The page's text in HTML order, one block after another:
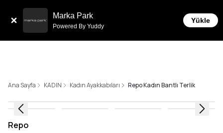
Marka Park
Powered By Yuddy
Yükle
Ana Sayfa KADIN Kadın Ayakkabıları Repo Kadın Bantlı Terlik
Repo